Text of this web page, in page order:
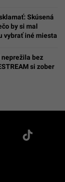
Skúsená
by si mal
vybrať iné miesta
bez
si zober